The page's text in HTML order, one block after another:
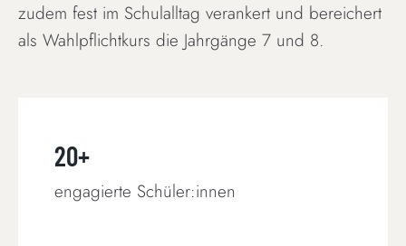
zudem fest im Schulalltag verankert und bereichert
als Wahlpflichtkurs die Jahrgänge 7 und 8.
20+
engagierte Schüler:innen